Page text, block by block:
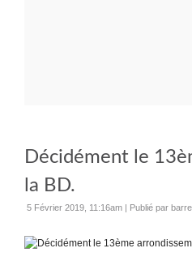
Décidément le
la BD.
5 Février 2019, 11:16am | Publié par